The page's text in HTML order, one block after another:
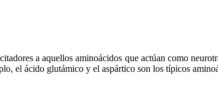
a aquellos aminoácidos que actúan como
el ácido glutámico y el aspártico son los típicos